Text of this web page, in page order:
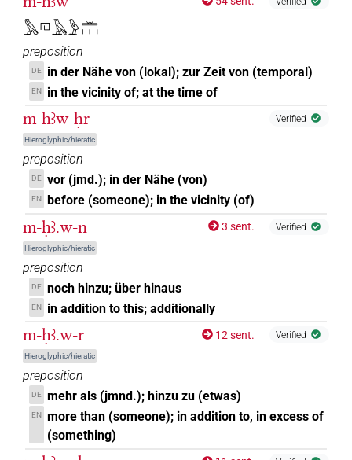
𓅓𓉔𓄿𓅱𓏛𓏥
preposition
DE in der Nähe von (lokal); zur Zeit von (temporal)
EN in the vicinity of; at the time of
m-hꜣw-ḥr
Hieroglyphic/hieratic
Verified
preposition
DE vor (jmd.); in der Nähe (von)
EN before (someone); in the vicinity (of)
m-ḥꜣ.w-n
Hieroglyphic/hieratic
3 sent. Verified
preposition
DE noch hinzu; über hinaus
EN in addition to this; additionally
m-ḥꜣ.w-r
Hieroglyphic/hieratic
12 sent. Verified
preposition
DE mehr als (jmnd.); hinzu zu (etwas)
EN more than (someone); in addition to, in excess of
(something)